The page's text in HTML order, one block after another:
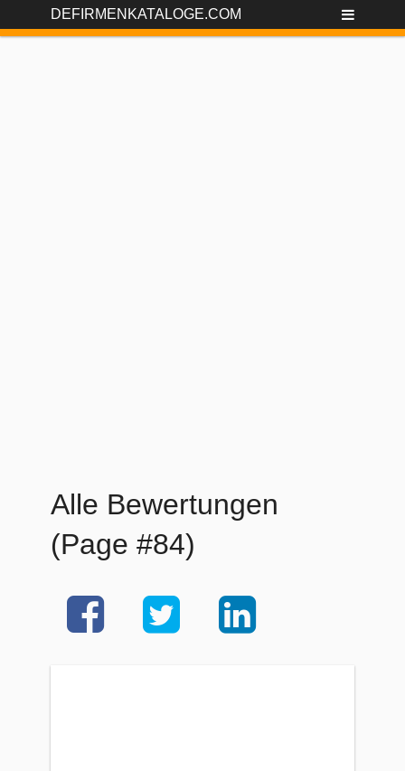
DEFIRMENKATALOGE.COM
Alle Bewertungen
(Page #84)